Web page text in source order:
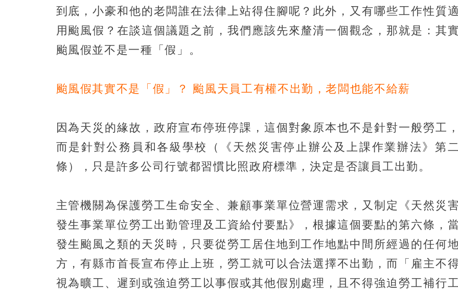
到底，小豪和他的老闆誰在法律上站得住腳呢？此外，又有哪些工作性質適
用颱風假？在談這個議題之前，我們應該先來釐清一個觀念，那就是：其實
颱風假並不是一種「假」。
颱風假其實不是「假」？ 颱風天員工有權不出勤，老闆也能不給薪
因為天災的緣故，政府宣布停班停課，這個對象原本也不是針對一般勞工，
而是針對公務員和各級學校（《天然災害停止辦公及上課作業辦法》第二
條），只是許多公司行號都習慣比照政府標準，決定是否讓員工出勤。
主管機關為保護勞工生命安全、兼顧事業單位營運需求，又制定《天然災害
發生事業單位勞工出勤管理及工資給付要點》，根據這個要點的第六條，當
發生颱風之類的天災時，只要從勞工居住地到工作地點中間所經過的任何
方，有縣市首長宣布停止上班，勞工就可以合法選擇不出勤，而「雇主不
視為曠工、遲到或強迫勞工以事假或其他假別處理，且不得強迫勞工補行工